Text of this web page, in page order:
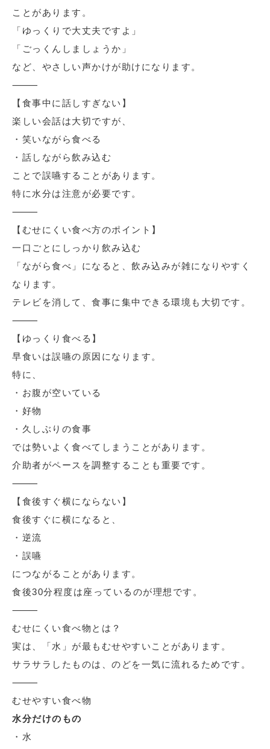
ことがあります。
「ゆっくりで大丈夫ですよ」
「ごっくんしましょうか」
など、やさしい声かけが助けになります。
⸻
【食事中に話しすぎない】
楽しい会話は大切ですが、
・笑いながら食べる
・話しながら飲み込む
ことで誤嚥することがあります。
特に水分は注意が必要です。
⸻
【むせにくい食べ方のポイント】
一口ごとにしっかり飲み込む
「ながら食べ」になると、飲み込みが雑になりやすく
なります。
テレビを消して、食事に集中できる環境も大切です。
⸻
【ゆっくり食べる】
早食いは誤嚥の原因になります。
特に、
・お腹が空いている
・好物
・久しぶりの食事
では勢いよく食べてしまうことがあります。
介助者がペースを調整することも重要です。
⸻
【食後すぐ横にならない】
食後すぐに横になると、
・逆流
・誤嚥
につながることがあります。
食後30分程度は座っているのが理想です。
⸻
むせにくい食べ物とは？
実は、「水」が最もむせやすいことがあります。
サラサラしたものは、のどを一気に流れるためです。
⸻
むせやすい食べ物
水分だけのもの
・水